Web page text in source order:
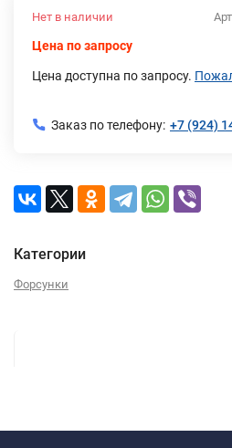
Нет в наличии
Цена по запросу
Цена доступна по запросу.
Заказ по телефону: +7 (924)
Категории
Форсунки